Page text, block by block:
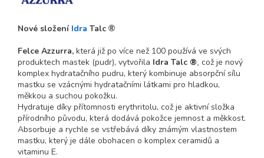
Nové složení Idra Talc ®
Felce Azzurra, která již po více než 100 používá ve svých
produktech mastek (pudr), vytvořila Idra Talc ® což je nový
komplex hydratačního pudru, který kombinuje absorpční sílu
mastku se vzácnými hydratačními látkami pro hladkou,
měkkou a suchou pokožku.
Hydratuje díky přítomnosti erythritolu, což je aktivní složka
přírodního původu, která dodává pokožce jemnost a měkkost.
Absorbuje a rychle se vstřebává díky známým vlastnostem
mastku, který je dále obohacen o komplex ceramidů a
vitaminu E.